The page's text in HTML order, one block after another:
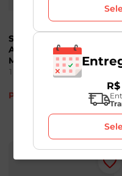
Produto Indisponível
Suco de Laranja Sem
Adição de Açúcar Life
Mix 1 Litro
1
R$